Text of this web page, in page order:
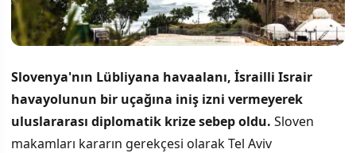
Slovenya'nın Lübliyana havaalanı, İsrailli Israir
havayolunun bir uçağına iniş izni vermeyerek
uluslararası diplomatik krize sebep oldu. Sloven
makamları kararın gerekçesi olarak Tel Aviv